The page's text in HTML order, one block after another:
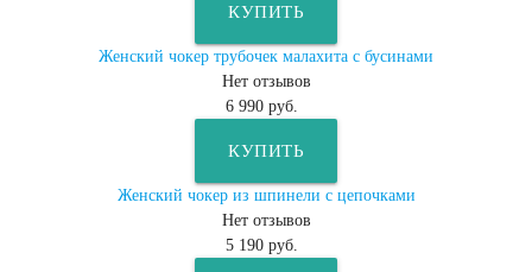
КУПИТЬ
Женский чокер трубочек малахита с бусинами
Нет отзывов
6 990 руб.
КУПИТЬ
Женский чокер из шпинели с цепочками
Нет отзывов
5 190 руб.